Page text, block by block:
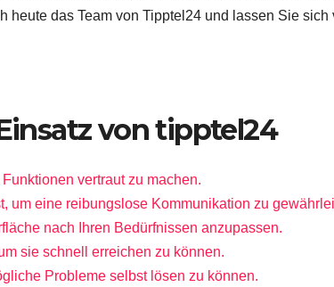
heute das Team von Tipptel24 und lassen Sie sich
von tipptel24
vertraut zu machen.
um eine reibungslose Kommunikation zu
nach Ihren Bedürfnissen anzupassen.
sie schnell erreichen zu können.
Probleme selbst lösen zu können.